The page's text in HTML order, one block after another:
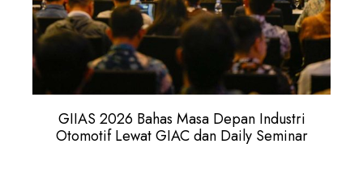
GIIAS 2026 Bahas Masa Depan Industri
Otomotif Lewat GIAC dan Daily Seminar